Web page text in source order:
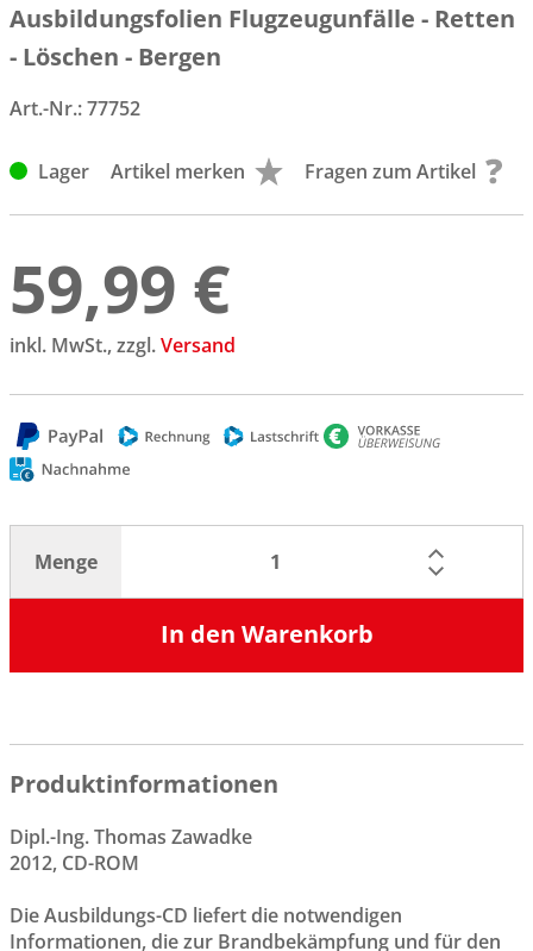
Ausbildungsfolien Flugzeugunfälle - Retten
- Löschen - Bergen
Art.-Nr.:77752
Lager Artikel merken Fragen zum Artikel
59,99 €
inkl. MwSt., zzgl.Versand
Menge
In den Warenkorb
Produktinformationen
Dipl.-Ing. Thomas Zawadke
2012, CD-ROM
Die Ausbildungs-CD liefert die notwendigen
Informationen, die zur Brandbekämpfung und für den